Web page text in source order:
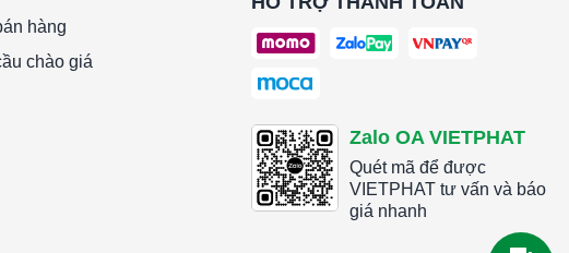
hàng
chào giá
Zalo OA VIETPHAT
Quét mã để được
VIETPHAT tư vấn và báo
giá nhanh